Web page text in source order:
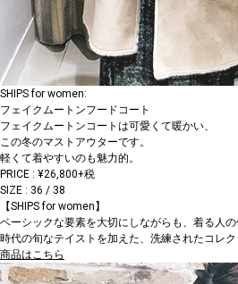
SHIPS for women:
フェイクムートンフードコート
フェイクムートンコートは可愛くて暖かい、
この冬のマストアウターです。
軽くて着やすいのも魅力的。
PRICE : ¥26,800+税
SIZE : 36 / 38
【SHIPS for women】
ベーシックな要素を大切にしながらも、着る人の
時代の旬なテイストを加えた、洗練されたコレク
商品はこちら